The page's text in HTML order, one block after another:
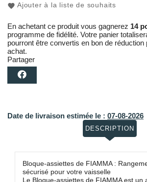
Ajouter à la liste de souhaits
En achetant ce produit vous gagnerez 14
programme de fidélité. Votre panier
pourront être convertis en bon de réduction
achat.
Partager
Date de livraison estimée le : 07-08-2026
DESCRIPTION
Bloque-assiettes de FIAMMA :
sécurisé pour votre vaisselle
Le Bloque-assiettes de FIAMMA est un